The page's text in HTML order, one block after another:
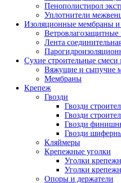
Пенополистирол
Уплотнители
Изоляционные мембраны и
Лента
Сухие строительные смеси
Вяжущие и сыпучие
Мембраны
Крепеж
Гвозди
Гвозди
Гвозди
Гвозди
Гвозди
Кляймеры
Крепежные уголки
Уголки
Уголки
Опоры и держатели